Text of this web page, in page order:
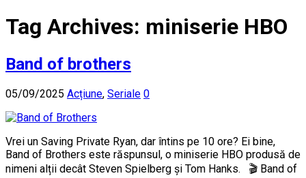
Tag Archives: miniserie HBO
Band of brothers
05/09/2025 Acțiune, Seriale 0
Vrei un Saving Private Ryan, dar întins pe 10 ore? Ei bine,
Band of Brothers este răspunsul, o miniserie HBO produsă de
nimeni alții decât Steven Spielberg și Tom Hanks. 🎬 Band of